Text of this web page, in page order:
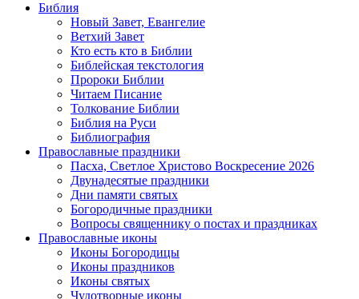
Библия
Новый Завет, Евангелие
Ветхий Завет
Кто есть кто в Библии
Библейская текстология
Пророки Библии
Читаем Писание
Толкование Библии
Библия на Руси
Библиография
Православные праздники
Пасха, Светлое Христово Воскресение 2026
Двунадесятые праздники
Дни памяти святых
Богородичные праздники
Вопросы священнику о постах и праздниках
Православные иконы
Иконы Богородицы
Иконы праздников
Иконы святых
Чудотворные иконы